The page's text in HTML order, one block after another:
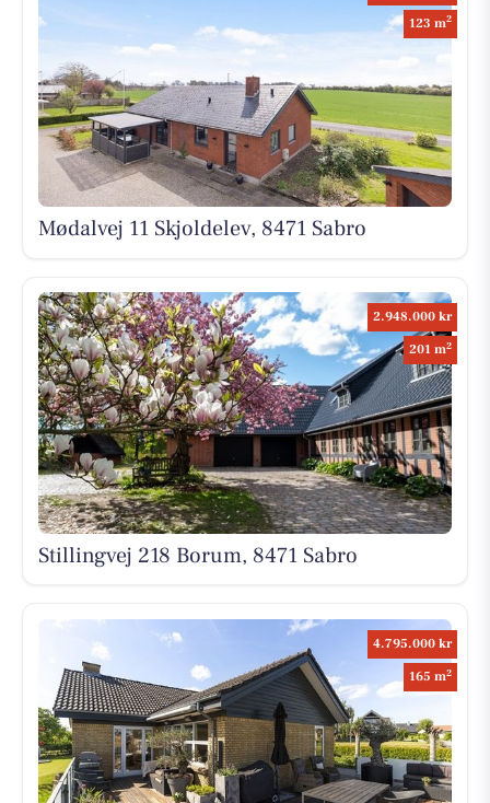
123 m2
Mødalvej 11 Skjoldelev, 8471 Sabro
2.948.000 kr
201 m2
Stillingvej 218 Borum, 8471 Sabro
4.795.000 kr
165 m2